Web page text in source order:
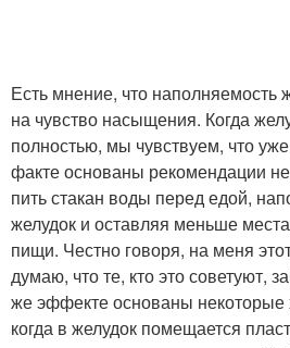
Есть мнение, что наполняемость
на чувство насыщения. Когда
полностью, мы чувствуем, что
факте основаны рекомендации
пить стакан воды перед едой,
желудок и оставляя меньше
пищи. Честно говоря, на меня
думаю, что те, кто это советуют,
же эффекте основаны некоторые
когда в желудок помещается